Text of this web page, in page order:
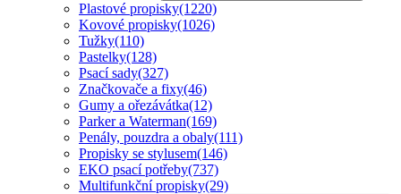
Plastové propisky(1220)
Kovové propisky(1026)
Tužky(110)
Pastelky(128)
Psací sady(327)
Značkovače a fixy(46)
Gumy a ořezávátka(12)
Parker a Waterman(169)
Penály, pouzdra a obaly(111)
Propisky se stylusem(146)
EKO psací potřeby(737)
Multifunkční propisky(29)